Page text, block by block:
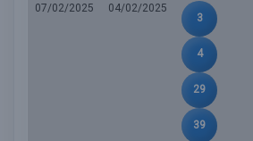
07/02/2025
04/02/2025
3
4
29
39